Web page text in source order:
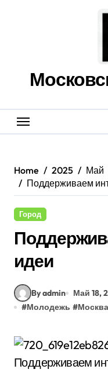
Home 2025 Май
Поддерживаем
Город
идеи
By admin Май 18,
#Молодежь #Москва